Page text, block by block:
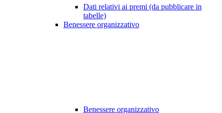
Dati relativi ai premi (da pubblicare in
tabelle)
Benessere organizzativo
Benessere organizzativo